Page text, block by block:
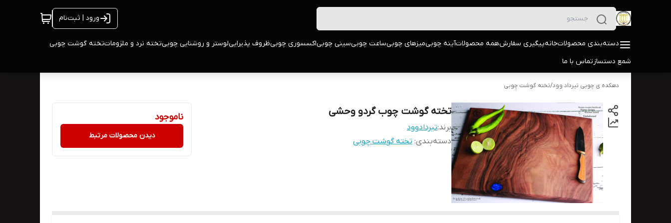
ورود | ثبت‌نام
دسته‌بندی محصولاتخانهپیگیری سفارشهمه محصولاتآینه چوبیمیزهای چوبیساعت چوبیسینی چوبیاکسسوری چوبیظروف پذیراییلوستر و روشنایی چوبیتخته نرد و ملزوماتتخته گوشت چوبی
شمع دستسازتماس با ما
دهکده ی چوبی تیرداد وود/تخته گوشت چوبی
تخته گوشت چوب گردو وحشی
برند:تیردادوود
دسته‌بندی: تخته گوشت چوبی
ناموجود
دیدن محصولات مرتبط